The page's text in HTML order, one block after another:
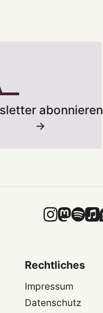
abonnieren
Rechtliches
Impressum
Datenschutz